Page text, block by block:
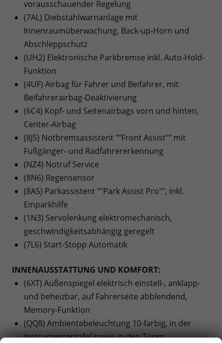
vorausschauender Regelung
(7AL) Diebstahlwarnanlage mit
Innenraumüberwachung, Back-up-Horn und
Abschleppschutz
(UH2) Elektronische Parkbremse inkl. Auto-Hold-
Funktion
(4UF) Airbag für Fahrer und Beifahrer, mit
Beifahrerairbag-Deaktivierung
(6C4) Kopf- und Seitenairbags vorn und hinten,
Center-Airbag
(8J5) Notbremsassistent ""Front Assist"" mit
Fußgänger- und Radfahrererkennung
(NZ4) Notruf Service
(8N6) Regensensor
(8A5) Parkassistent ""Park Assist Pro"", inkl.
Einparkhilfe
(1N3) Servolenkung elektromechanisch,
geschwindigkeitsabhängig geregelt
(7L6) Start-Stopp Automatik
INNENAUSSTATTUNG UND KOMFORT:
(6XT) Außenspiegel elektrisch einstell-, anklapp-
und beheizbar, auf Fahrerseite abblendend,
Memory-Funktion
(QQ8) Ambientebeleuchtung 10-farbig, in der
Instrumententafel sowie in den Türen